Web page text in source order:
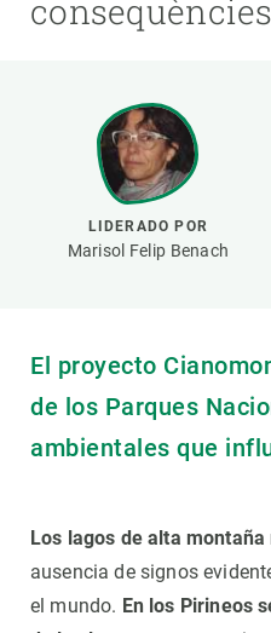
consequències
LIDERADO POR
Marisol Felip Benach
El proyecto
de los Parques
ambientales que
Los lagos de alta
ausencia de signos
el mundo. En los Pirineos
Marca y logotipos
Oficina de prensa
Ciencia abierta y
Documentación
NOTICIAS Y AGENDA
Actualidad
Noticias
Biodiversidad